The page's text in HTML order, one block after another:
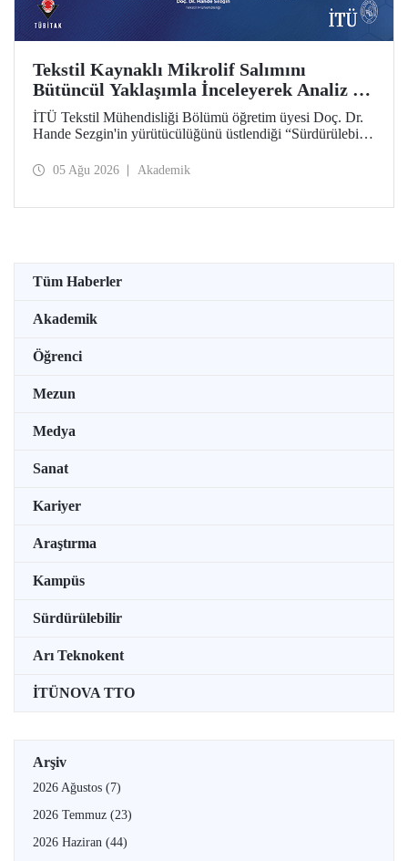
Tekstil Kaynaklı Mikrolif Salımını
Bütüncül Yaklaşımla İnceleyerek Analiz ve
Azaltım Stratejileri Geliştirecek Projeye
TÜBİTAK Desteği
İTÜ Tekstil Mühendisliği Bölümü öğretim üyesi Doç. Dr.
Hande Sezgin'in yürütücülüğünü üstlendiği “Sürdürülebilir
Koşullarına Bağlı Mikrolif Salımı: Aşınma, UV Maruziyeti
05 Ağu 2026 Akademik
Tüm Haberler
Akademik
Öğrenci
Mezun
Medya
Sanat
Kariyer
Araştırma
Kampüs
Sürdürülebilir
Arı Teknokent
İTÜNOVA TTO
Arşiv
2026 Ağustos (7)
2026 Temmuz (23)
2026 Haziran (44)